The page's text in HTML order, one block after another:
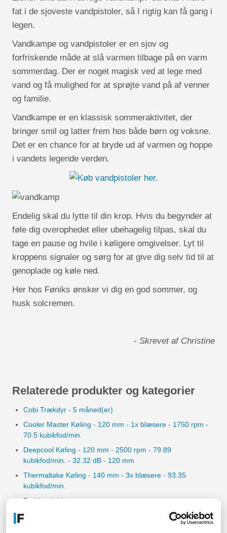
fat i de sjoveste vandpistoler, så I rigtig kan få gang i
legen.
Vandkampe og vandpistoler er en sjov og
forfriskende måde at slå varmen tilbage på en varm
sommerdag. Der er noget magisk ved at lege med
vand og få mulighed for at sprøjte vand på af venner
og familie.
Vandkampe er en klassisk sommeraktivitet, der
bringer smil og latter frem hos både børn og voksne.
Det er en chance for at bryde ud af varmen og hoppe
i vandets legende verden.
Endelig skal du lytte til din krop. Hvis du begynder at
føle dig overophedet eller ubehagelig tilpas, skal du
tage en pause og hvile i køligere omgivelser. Lyt til
kroppens signaler og sørg for at give dig selv tid til at
genoplade og køle ned.
Her hos Føniks ønsker vi dig en god sommer, og
husk solcremen.
- Skrevet af Christine
Relaterede produkter og kategorier
Cobi Trækdyr - 5 måned(er)
Cooler Master Køling - 120 mm - 1x blæsere - 1750 rpm -
70.5 kubikfod/min.
Deepcool Køling - 120 mm - 2500 rpm - 79.89
kubikfod/min. - 32.32 dB - 120 mm
Thermaltake Køling - 140 mm - 3x blæsere - 93.35
kubikfod/min.
Frakker, jakker og veste
Køleskabe & frysere